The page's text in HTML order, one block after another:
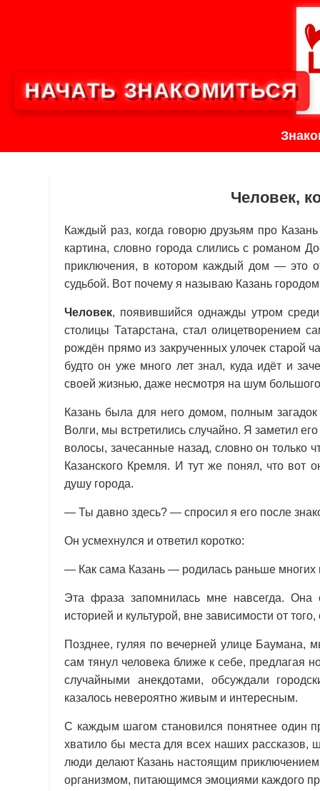
Человек,
Каждый раз, когда говорю друзьям про
картина, словно города слились с романом
приключения, в котором каждый дом — это
судьбой. Вот почему я называю Казань
Человек, появившийся однажды утром
столицы Татарстана, стал олицетворением
рождён прямо из закрученных улочек старой
будто он уже много лет знал, куда идёт и
своей жизнью, даже несмотря на шум
Казань была для него домом, полным
Волги, мы встретились случайно. Я заметил
волосы, зачесанные назад, словно он только
Казанского Кремля. И тут же понял, что вот
душу города.
— Ты давно здесь? — спросил я его после
Он усмехнулся и ответил коротко:
— Как сама Казань — родилась раньше многих
Эта фраза запомнилась мне навсегда. Она
историей и культурой, вне зависимости от
Позднее, гуляя по вечерней улице Баумана,
сам тянул человека ближе к себе, предлагая
случайными анекдотами, обсуждали
казалось невероятно живым и интересным.
С каждым шагом становился понятнее один
хватило бы места для всех наших рассказов,
люди делают Казань настоящим
организмом, питающимся эмоциями каждого
НАЧАТЬ ЗНАКОМИТЬСЯ